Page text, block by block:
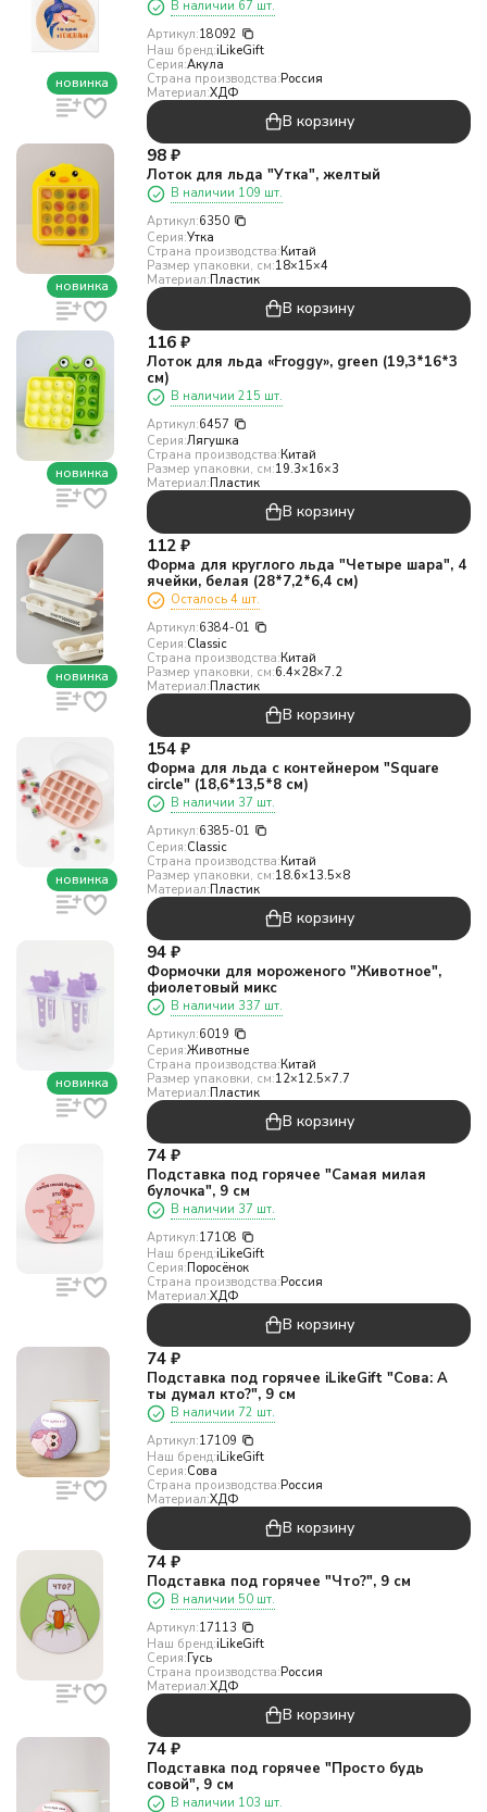
новинка
В наличии 67 шт.
Артикул:18092
Наш бренд:iLikeGift
Серия:Акула
Страна производства:Россия
Материал:ХДФ
В корзину
новинка
98 ₽
Лоток для льда "Утка", желтый
В наличии 109 шт.
Артикул:6350
Серия:Утка
Страна производства:Китай
Размер упаковки, см:18×15×4
Материал:Пластик
В корзину
новинка
116 ₽
Лоток для льда «Froggy», green (19,3*16*3
см)
В наличии 215 шт.
Артикул:6457
Серия:Лягушка
Страна производства:Китай
Размер упаковки, см:19.3×16×3
Материал:Пластик
В корзину
новинка
112 ₽
Форма для круглого льда "Четыре шара", 4
ячейки, белая (28*7,2*6,4 см)
Осталось 4 шт.
Артикул:6384-01
Серия:Classic
Страна производства:Китай
Размер упаковки, см:6.4×28×7.2
Материал:Пластик
В корзину
новинка
154 ₽
Форма для льда с контейнером "Square
circle" (18,6*13,5*8 см)
В наличии 37 шт.
Артикул:6385-01
Серия:Classic
Страна производства:Китай
Размер упаковки, см:18.6×13.5×8
Материал:Пластик
В корзину
новинка
94 ₽
Формочки для мороженого "Животное",
фиолетовый микс
В наличии 337 шт.
Артикул:6019
Серия:Животные
Страна производства:Китай
Размер упаковки, см:12×12.5×7.7
Материал:Пластик
В корзину
74 ₽
Подставка под горячее "Самая милая
булочка", 9 см
В наличии 37 шт.
Артикул:17108
Наш бренд:iLikeGift
Серия:Поросёнок
Страна производства:Россия
Материал:ХДФ
В корзину
74 ₽
Подставка под горячее iLikeGift "Сова: А
ты думал кто?", 9 см
В наличии 72 шт.
Артикул:17109
Наш бренд:iLikeGift
Серия:Сова
Страна производства:Россия
Материал:ХДФ
В корзину
74 ₽
Подставка под горячее "Что?", 9 см
В наличии 50 шт.
Артикул:17113
Наш бренд:iLikeGift
Серия:Гусь
Страна производства:Россия
Материал:ХДФ
В корзину
74 ₽
Подставка под горячее "Просто будь
совой", 9 см
В наличии 103 шт.